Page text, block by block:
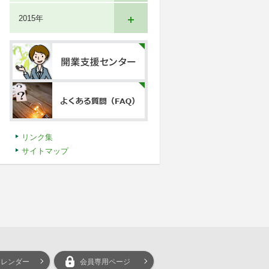
2015年
リンク集
サイトマップ
ンダー 会員専用ページ